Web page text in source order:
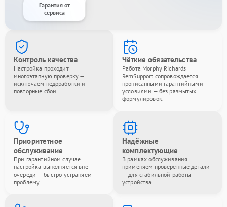
Гарантия от
сервиса
Контроль качества
Настройка проходит
многоэтапную проверку —
исключаем недоработки и
повторные сбои.
Чёткие обязательства
Работа Morphy Richards
RemSupport сопровождается
прописанными гарантийными
условиями — без размытых
формулировок.
Приоритетное
обслуживание
При гарантийном случае
настройка выполняется вне
очереди — быстро устраняем
проблему.
Надёжные
комплектующие
В рамках обслуживания
применяем проверенные детали
— для стабильной работы
устройства.